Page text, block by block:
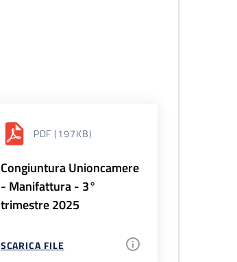
PDF (197KB)
Congiuntura Unioncamere
- Manifattura - 3°
trimestre 2025
SCARICA FILE